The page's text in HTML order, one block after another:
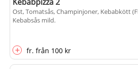
Ost, Tomatsås, Champinjoner, Kebabkött
Kebabsås mild.
+ fr. från 100 kr